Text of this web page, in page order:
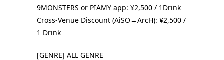
9MONSTERS or PIAMY app: ¥2,500 / 1Drink
Cross-Venue Discount (AiSO→ArcH): ¥2,500 /
1 Drink
[GENRE] ALL GENRE